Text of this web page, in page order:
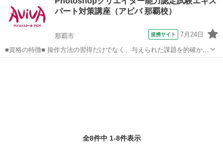
体験していただく事で 初心者でも驚くほど簡単に、スゴイ効果が体験
できます。 マスターすれ...パート対策講座（アビバ 那覇校）
那覇市 提携サイト 7月24日
■資格の特徴■ 操作方法の習得だけでなく、与えられた課題を的確かつ
スムーズに行う力が試されることが特長です。実践的なスキルを身に
全8件中 1-8件表示